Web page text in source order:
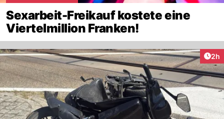
Sexarbeit-Freikauf kostete eine
Viertelmillion Franken!
2h